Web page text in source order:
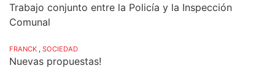
Trabajo conjunto entre la Policía y la Inspección
Comunal
FRANCK , SOCIEDAD
Nuevas propuestas!